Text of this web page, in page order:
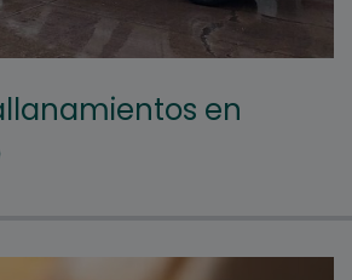
en